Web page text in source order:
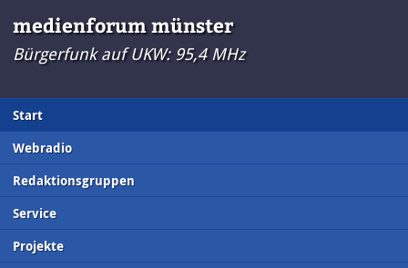
medienforum münster
Bürgerfunk auf UKW: 95,4 MHz
Start
Webradio
Redaktionsgruppen
Service
Projekte